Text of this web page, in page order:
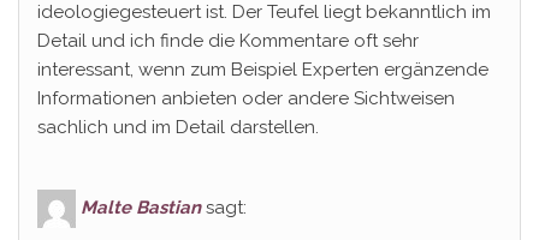
ideologiegesteuert ist. Der Teufel liegt bekanntlich im
Detail und ich finde die Kommentare oft sehr
interessant, wenn zum Beispiel Experten ergänzende
Informationen anbieten oder andere Sichtweisen
sachlich und im Detail darstellen.
Malte Bastian sagt: